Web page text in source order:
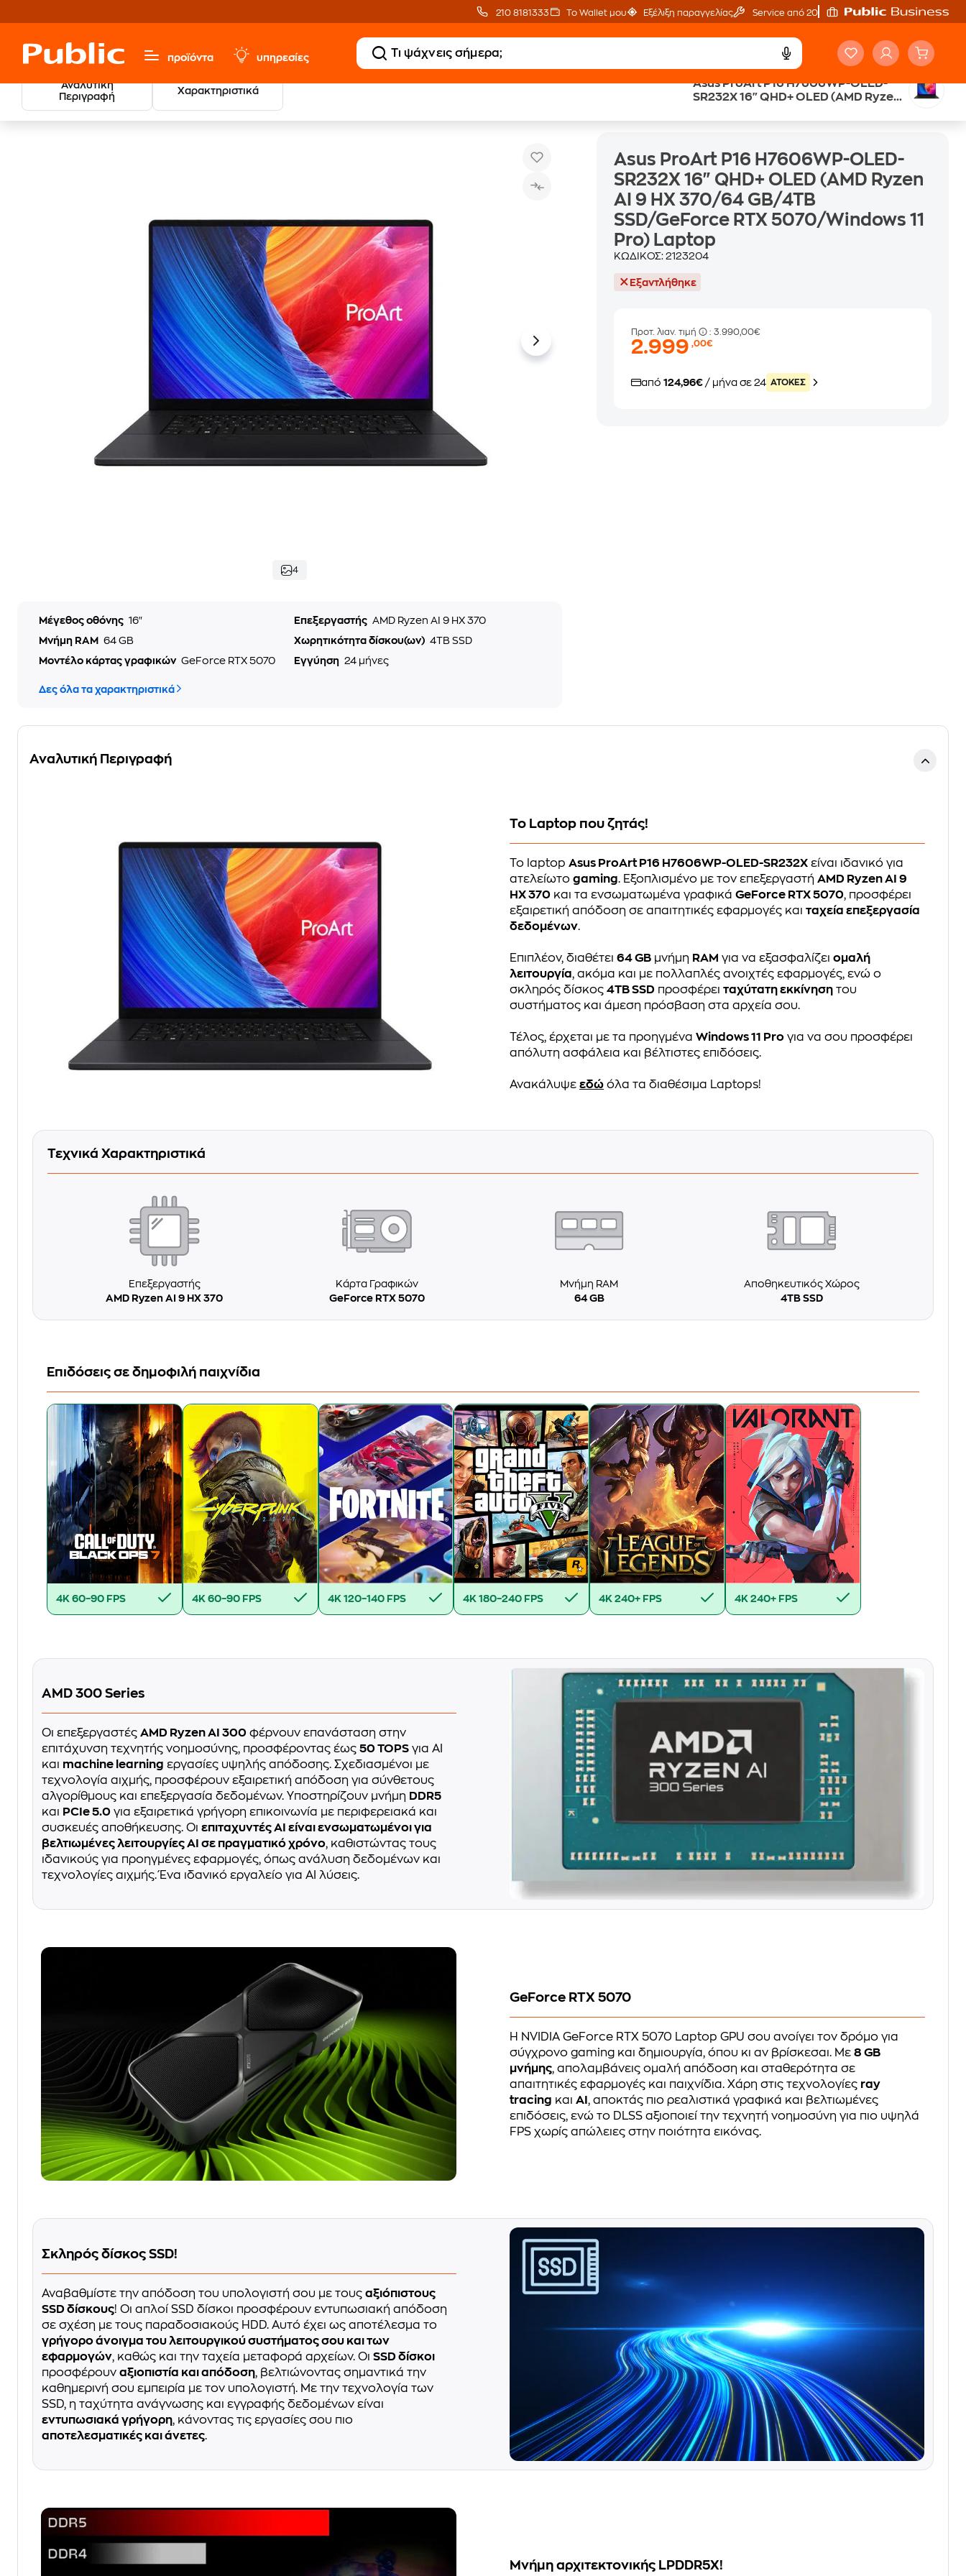
210 8181333 Το Wallet μου Εξέλιξη παραγγελίας Service από 20'
προϊόντα υπηρεσίες
Αναλυτική
Περιγραφή
Χαρακτηριστικά
Asus ProArt P16 H7606WP-OLED-
SR232X 16" QHD+ OLED (AMD Ryzen
RTX 5070/Windows 11 Pro) Laptop
Υπολογιστές & Περιφερειακά Asus ProArt P16 H7606WP-OLED-SR232X 16" QHD+ OLED (AMD Ryzen AI 9 HX 370/64 GB/4TB SSD/GeForce RTX 5070/Windows 11 Pro) Laptop
4
Μέγεθος οθόνης 16" Επεξεργαστής AMD Ryzen AI 9 HX 370
Μνήμη RAM
64 GB Χωρητικότητα δίσκου(ων) 4TB SSD
Μοντέλο κάρτας γραφικών GeForce RTX 5070 Εγγύηση 24 μήνες
Δες όλα τα χαρακτηριστικά
Asus ProArt P16 H7606WP-OLED-
SR232X 16" QHD+ OLED (AMD Ryzen
AI 9 HX 370/64 GB/4TB
SSD/GeForce RTX 5070/Windows 11
Pro) Laptop
ΚΩΔΙΚΟΣ:2123204
Εξαντλήθηκε
Προτ. λιαν. τιμή : 3.990,00€
2.999,00€
από124,96€ / μήνα σε 24 ATOKEΣ
Αναλυτική Περιγραφή
Το Laptop που ζητάς!
Το laptopAsus ProArt P16 H7606WP-OLED-SR232X είναι ιδανικό για
ατελείωτοgaming. Εξοπλισμένο με τον επεξεργαστήAMD Ryzen AI 9
HX 370 και τα ενσωματωμένα γραφικάGeForce RTX 5070, προσφέρει
εξαιρετική απόδοση σε απαιτητικές εφαρμογές καιταχεία επεξεργασία
δεδομένων.
Επιπλέον, διαθέτει64 GB μνήμη RAM για να εξασφαλίζειομαλή
λειτουργία, ακόμα και με πολλαπλές ανοιχτές εφαρμογές, ενώ ο
σκληρός δίσκος4TB SSD προσφέρειταχύτατη εκκίνηση του
συστήματος και άμεση πρόσβαση στα αρχεία σου.
Τέλος, έρχεται με τα προηγμέναWindows 11 Pro για να σου προσφέρει
απόλυτη ασφάλεια και βέλτιστες επιδόσεις.
Ανακάλυψεεδώ όλα τα διαθέσιμα Laptops!
Τεχνικά Χαρακτηριστικά
Επεξεργαστής
AMD Ryzen AI 9 HX 370
Κάρτα Γραφικών
GeForce RTX 5070
Μνήμη RAM
64 GB
Αποθηκευτικός Χώρος
4TB SSD
Επιδόσεις σε δημοφιλή παιχνίδια
4K 60–90 FPS 4K 60–90 FPS 4K 120–140 FPS 4K 180–240 FPS 4K 240+ FPS 4K 240+ FPS
AMD 300 Series
Οι επεξεργαστές AMD Ryzen AI 300 φέρνουν επανάσταση στην
επιτάχυνση τεχνητής νοημοσύνης, προσφέροντας έως 50 TOPS για AI
και machine learning εργασίες υψηλής απόδοσης. Σχεδιασμένοι με
τεχνολογία αιχμής, προσφέρουν εξαιρετική απόδοση για σύνθετους
αλγορίθμους και επεξεργασία δεδομένων. Υποστηρίζουν μνήμη DDR5
και PCIe 5.0 για εξαιρετικά γρήγορη επικοινωνία με περιφερειακά και
συσκευές αποθήκευσης. Οι επιταχυντές AI είναι ενσωματωμένοι για
βελτιωμένες λειτουργίες AI σε πραγματικό χρόνο, καθιστώντας τους
ιδανικούς για προηγμένες εφαρμογές, όπως ανάλυση δεδομένων και
τεχνολογίες αιχμής. Ένα ιδανικό εργαλείο για AI λύσεις.
GeForce RTX 5070
Η NVIDIA GeForce RTX 5070 Laptop GPU σου ανοίγει τον δρόμο για
σύγχρονο gaming και δημιουργία, όπου κι αν βρίσκεσαι. Με8 GB
μνήμης, απολαμβάνεις ομαλή απόδοση και σταθερότητα σε
απαιτητικές εφαρμογές και παιχνίδια. Χάρη στις τεχνολογίες ray
tracing καιAI , αποκτάς πιο ρεαλιστικά γραφικά και βελτιωμένες
επιδόσεις, ενώ το DLSS αξιοποιεί την τεχνητή νοημοσύνη για πιο υψηλά
FPS χωρίς απώλειες στην ποιότητα εικόνας.
Σκληρός δίσκος SSD!
Αναβαθμίστε την απόδοση του υπολογιστή σου με τους αξιόπιστους
SSD δίσκους! Οι απλοί SSD δίσκοι προσφέρουν εντυπωσιακή απόδοση
σε σχέση με τους παραδοσιακούς HDD. Αυτό έχει ως αποτέλεσμα το
γρήγορο άνοιγμα του λειτουργικού συστήματος σου και των
εφαρμογών, καθώς και την ταχεία μεταφορά αρχείων. Οι SSD δίσκοι
προσφέρουν αξιοπιστία και απόδοση, βελτιώνοντας σημαντικά την
καθημερινή σου εμπειρία με τον υπολογιστή. Με την τεχνολογία των
SSD, η ταχύτητα ανάγνωσης και εγγραφής δεδομένων είναι
εντυπωσιακά γρήγορη, κάνοντας τις εργασίες σου πιο
αποτελεσματικές και άνετες.
Μνήμη αρχιτεκτονικής LPDDR5X!